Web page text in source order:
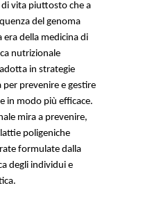
vita piuttosto che a
del genoma
era della medicina di
nutrizionale
in strategie
prevenire e gestire
in modo più efficace.
mira a prevenire,
poligeniche
formulate dalla
degli individui e